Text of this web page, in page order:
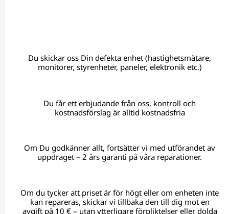
Du skickar oss Din defekta enhet (hastighetsmätare,
monitorer, styrenheter, paneler, elektronik etc.)
Du får ett erbjudande från oss, kontroll och
kostnadsförslag är alltid kostnadsfria
Om Du godkänner allt, fortsätter vi med utförandet av
uppdraget – 2 års garanti på våra reparationer.
Om du tycker att priset är för högt eller om enheten inte
kan repareras, skickar vi tillbaka den till dig mot en
avgift på 10 € – utan ytterligare förpliktelser eller dolda